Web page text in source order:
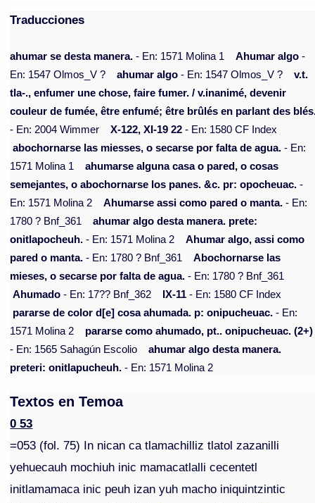
Traducciones
ahumar se desta manera. - En: 1571 Molina 1 Ahumar algo -
En: 1547 Olmos_V ?
ahumar algo - En: 1547 Olmos_V ?
v.t.
tla-., enfumer une chose, faire fumer. / v.inanimé, devenir
couleur de fumée, être enfumé; être brûlés en parlant des
- En: 2004 Wimmer
X-122, XI-19 22 - En: 1580 CF Index
abochornarse las miesses, o secarse por falta de agua. - En:
1571 Molina 1
ahumarse alguna casa o pared, o cosas
semejantes, o abochornarse los panes. &c. pr: opocheuac. -
En: 1571 Molina 2
Ahumarse assi como pared o manta. - En:
1780 ? Bnf_361
ahumar algo desta manera. prete:
onitlapocheuh. - En: 1571 Molina 2
Ahumar algo, assi como
pared o manta. - En: 1780 ? Bnf_361
Abochornarse las
mieses, o secarse por falta de agua. - En: 1780 ? Bnf_361
Ahumado - En: 17?? Bnf_362 IX-11 - En: 1580 CF Index
pararse de color d[e] cosa ahumada. p: onipucheuac. - En:
1571 Molina 2
pararse como ahumado, pt.. onipucheuac. (2+)
- En: 1565 Sahagún Escolio
ahumar algo desta manera.
preteri: onitlapucheuh. - En: 1571 Molina 2
Textos en Temoa
0 53
=053 (fol. 75) In nican ca tlamachilliz tlatol zazanilli
yehuecauh mochiuh inic mamacatlalli cecentetl
initlamamaca inic peuh izan yuh macho iniquintzintic